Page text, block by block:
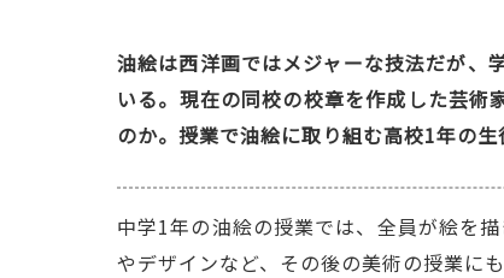
油絵は西洋画ではメジャーな技法だが、
いる。現在の同校の校章を作成した芸術
のか。授業で油絵に取り組む高校1年の
中学1年の油絵の授業では、全員が絵を
やデザインなど、その後の美術の授業にも